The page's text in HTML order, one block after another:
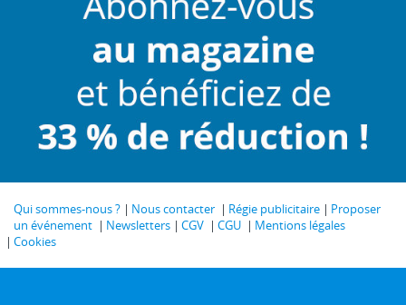
Qui sommes-nous ? Nous contacter Régie publicitaire
Proposer
un événement
Newsletters CGV CGU
Mentions légales
Cookies